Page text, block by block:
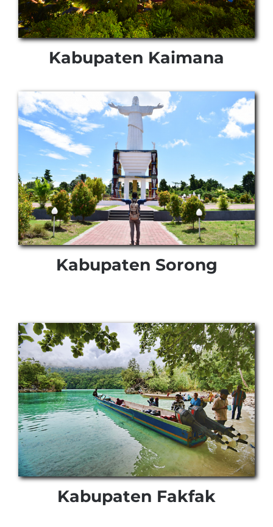
Kabupaten Kaimana
Kabupaten Sorong
Kabupaten Fakfak